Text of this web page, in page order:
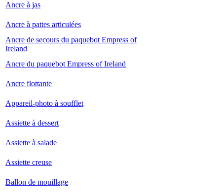
Ancre à jas
Ancre à pattes articulées
Ancre de secours du paquebot Empress of
Ireland
Ancre du paquebot Empress of Ireland
Ancre flottante
Appareil-photo à soufflet
Assiette à dessert
Assiette à salade
Assiette creuse
Ballon de mouillage